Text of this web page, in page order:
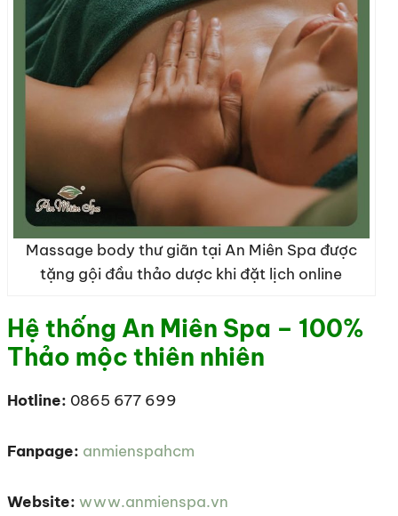
Massage body thư giãn tại An Miên Spa được
tặng gội đầu thảo dược khi đặt lịch online
Hệ thống An Miên Spa – 100%
Thảo mộc thiên nhiên
Hotline: 0865 677 699
Fanpage: anmienspahcm
Website: www.anmienspa.vn